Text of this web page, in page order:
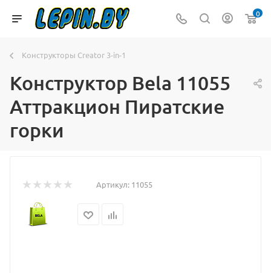
0
Конструкторы Creator 3-in-1
Конструктор Bela 11055
Аттракцион Пиратские
горки
Артикул: 11055